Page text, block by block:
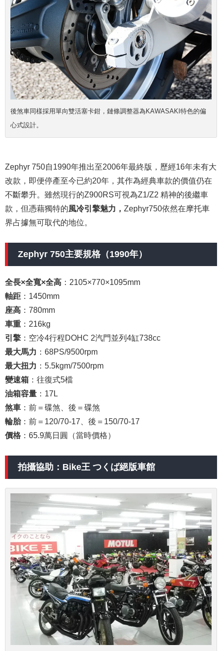
後煞車同樣採用單向雙活塞卡鉗，鏈條調整器為KAWASAKI特色的偏
心式設計。
Zephyr 750自1990年推出至2006年最終版，歷經16年未有大
改款，即便停產至今已約20年，其作為經典車款的價值仍在
不斷攀升。雖然現行的Z900RS可視為Z1/Z2 精神的後繼車
款，但憑藉獨特的風冷引擎魅力， Zephyr750依然在摩托車
界占據無可取代的地位。
Zephyr 750主要規格（1990年）
全長×全寬×全高 ：2105×770×1095mm
軸距 ：1450mm
座高 ：780mm
車重 ：216kg
引擎 ：空冷4行程DOHC 2汽門並列4缸738cc
最大馬力 ：68PS/9500rpm
最大扭力 ：5.5kgm/7500rpm
變速箱 ：往復式5檔
油箱容量 ：17L
煞車 ：前＝碟煞、後＝碟煞
輪胎：前＝120/70-17、後＝150/70-17
價格 ：65.9萬日圓（當時價格）
拍攝協助：Bike王 つくば絕版車館